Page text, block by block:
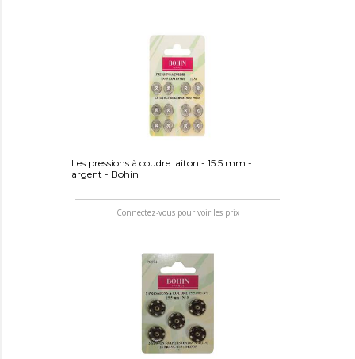
Les pressions à coudre laiton - 15.5 mm -
argent - Bohin
Connectez-vous pour voir les prix